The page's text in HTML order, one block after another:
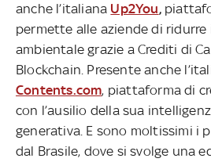
anche l’italiana Up2You,
permette alle aziende di
ambientale grazie a Crediti di
Blockchain. Presente anche
Contents.com, piattaforma di
con l’ausilio della sua
generativa. E sono moltissimi i
dal Brasile, dove si svolge una